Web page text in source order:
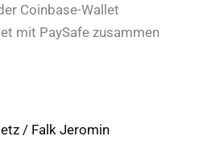
Coinbase-Wallet
mit PaySafe zusammen
/ Falk Jeromin